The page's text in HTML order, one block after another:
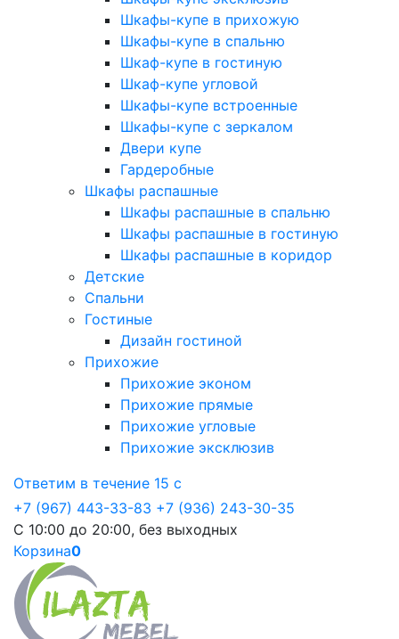
Шкафы-купе в прихожую
Шкафы-купе в спальню
Шкаф-купе в гостиную
Шкаф-купе угловой
Шкафы-купе встроенные
Шкафы-купе с зеркалом
Двери купе
Гардеробные
Шкафы распашные
Шкафы распашные в спальню
Шкафы распашные в гостиную
Шкафы распашные в коридор
Детские
Спальни
Гостиные
Дизайн гостиной
Прихожие
Прихожие эконом
Прихожие прямые
Прихожие угловые
Прихожие эксклюзив
Ответим в течение 15 с
+7 (967) 443-33-83 +7 (936) 243-30-35
С 10:00 до 20:00, без выходных
Корзина0